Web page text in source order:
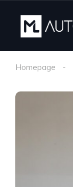
Homepage